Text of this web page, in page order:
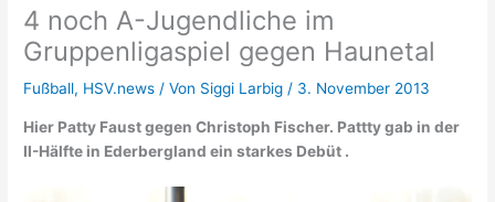
4 noch A-Jugendliche im
Gruppenligaspiel gegen Haunetal
Fußball, HSV.news / Von Siggi Larbig / 3. November 2013
Hier Patty Faust gegen Christoph Fischer. Pattty gab in der
II-Hälfte in Ederbergland ein starkes Debüt .